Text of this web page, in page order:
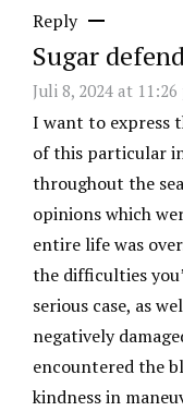
Reply
Sugar
Juli 8, 2024 at 11:26
I want to express
of this particular
throughout the
opinions which
entire life was
the difficulties
serious case, as
negatively
encountered the
kindness in